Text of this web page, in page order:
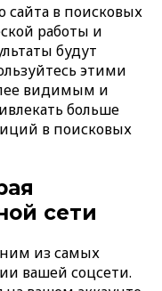
в поисковых
работы и
будут
этими
видимым и
больше
в поисковых
сети
из самых
вашей соцсети.